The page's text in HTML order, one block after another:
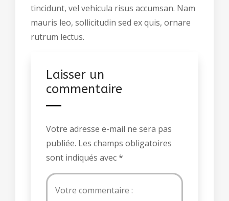
tincidunt, vel vehicula risus accumsan. Nam
mauris leo, sollicitudin sed ex quis, ornare
rutrum lectus.
Laisser un
commentaire
Votre adresse e-mail ne sera pas
publiée. Les champs obligatoires
sont indiqués avec*